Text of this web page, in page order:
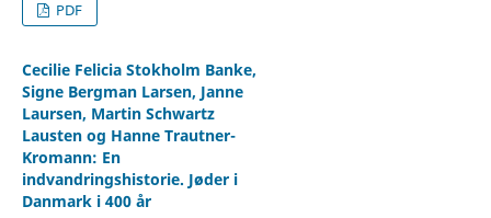
PDF
Cecilie Felicia Stokholm Banke,
Signe Bergman Larsen, Janne
Laursen, Martin Schwartz
Lausten og Hanne Trautner-
Kromann: En
indvandringshistorie. Jøder i
Danmark i 400 år